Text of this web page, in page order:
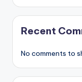
Recent
No comments to